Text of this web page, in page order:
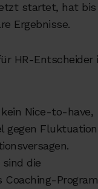
startet, hat
Ergebnisse.
HR-Entscheider
Nice-to-have,
gegen
die
Coaching-